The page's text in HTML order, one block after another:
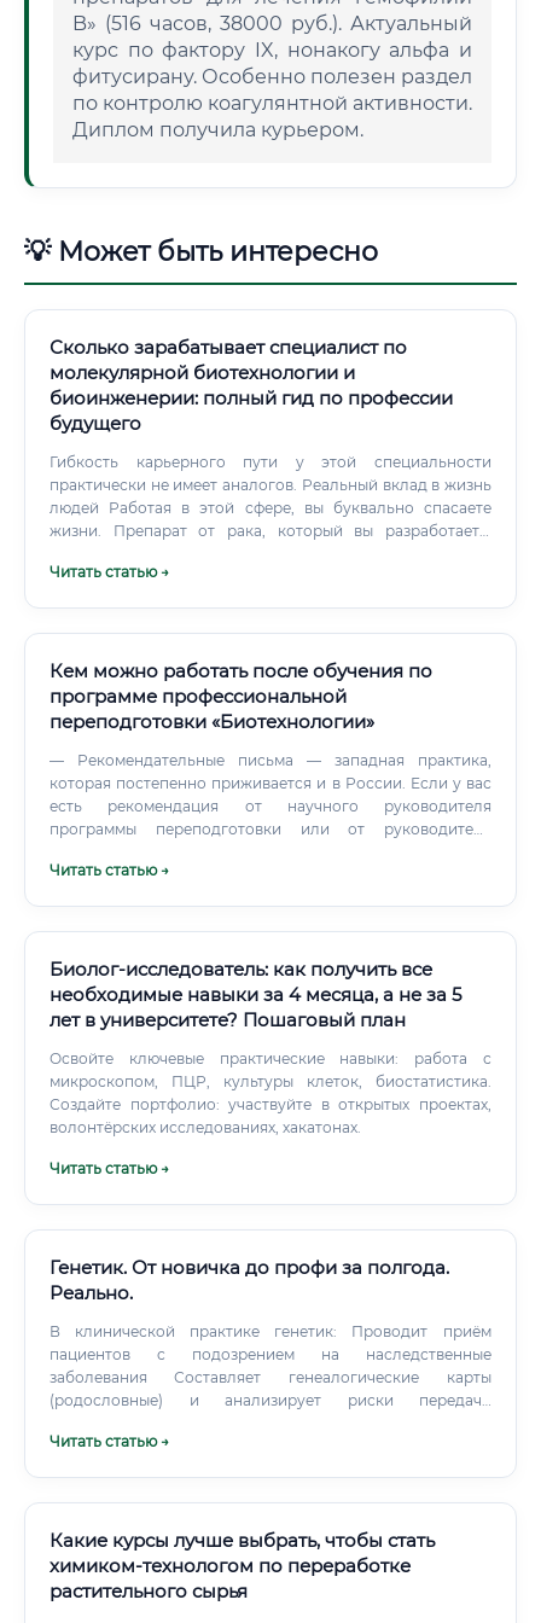
B» (516 часов, 38000 руб.). Актуальный
курс по фактору IX, нонакогу альфа и
фитусирану. Особенно полезен раздел
по контролю коагулянтной активности.
Диплом получила курьером.
💡 Может быть интересно
Сколько зарабатывает специалист по
молекулярной биотехнологии и
биоинженерии: полный гид по профессии
будущего
Гибкость карьерного пути у этой специальности
практически не имеет аналогов. Реальный вклад в жизнь
людей Работая в этой сфере, вы буквально спасаете
жизни. Препарат от рака, который вы разработаете,
Читать статью →
Кем можно работать после обучения по
программе профессиональной
переподготовки «Биотехнологии»
— Рекомендательные письма — западная практика,
которая постепенно приживается и в России. Если у вас
есть рекомендация от научного руководителя
программы переподготовки или от руководителя
Читать статью →
Биолог-исследователь: как получить все
необходимые навыки за 4 месяца, а не за 5
лет в университете? Пошаговый план
Освойте ключевые практические навыки: работа с
микроскопом, ПЦР, культуры клеток, биостатистика.
Создайте портфолио: участвуйте в открытых проектах,
волонтёрских исследованиях, хакатонах.
Читать статью →
Генетик. От новичка до профи за полгода.
Реально.
В клинической практике генетик: Проводит приём
пациентов с подозрением на наследственные
заболевания Составляет генеалогические карты
(родословные) и анализирует риски передачи
генетических тестов Информирует пациентов о
лабораторной практике генетик: Проводит ПЦР-
диагностику, секвенирование ДНК, хромосомный анализ
(кариотипирование) Работает с современными
приборами: секвенаторами нового поколения (NGS),
Читать статью →
Какие курсы лучше выбрать, чтобы стать
химиком-технологом по переработке
растительного сырья